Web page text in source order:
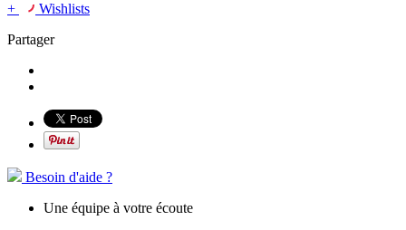
+
Wishlists
Partager
Besoin d'aide ?
Une équipe à votre écoute